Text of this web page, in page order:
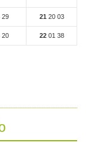
29 21 20 03
20 22 01 38